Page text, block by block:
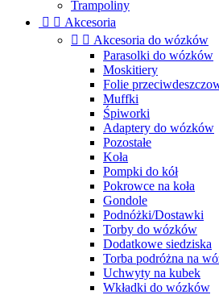
Trampoliny
  Akcesoria
  Akcesoria do wózków
Parasolki do wózków
Moskitiery
Folie
Muffki
Śpiworki
Adaptery do wózków
Pozostałe
Koła
Pompki do kół
Pokrowce na koła
Gondole
Podnóżki/Dostawki
Torby do wózków
Dodatkowe siedziska
Torba podróżna na
Uchwyty na kubek
Wkładki do wózków